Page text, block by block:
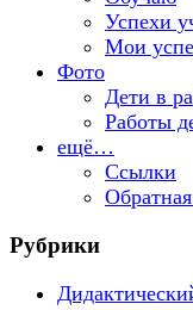
Успехи
Мои
Фото
Дети в
Работы
ещё…
Ссылки
Рубрики